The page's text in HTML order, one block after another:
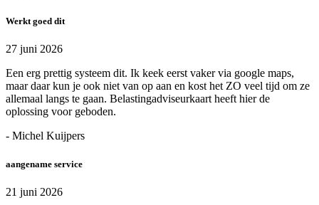
Werkt goed dit
27 juni 2026
Een erg prettig systeem dit. Ik keek eerst vaker via google maps,
maar daar kun je ook niet van op aan en kost het ZO veel tijd om ze
allemaal langs te gaan. Belastingadviseurkaart heeft hier de
oplossing voor geboden.
- Michel Kuijpers
aangename service
21 juni 2026